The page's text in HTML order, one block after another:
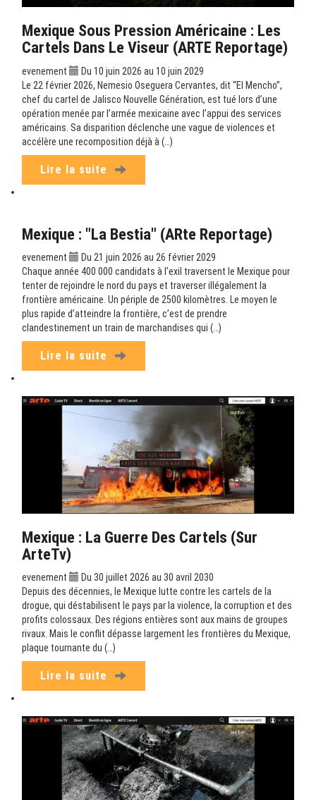
Mexique Sous Pression Américaine : Les
Cartels Dans Le Viseur (ARTE Reportage)
evenement
Du 10 juin 2026 au 10 juin 2029
Le 22 février 2026, Nemesio Oseguera Cervantes, dit “El Mencho”,
chef du cartel de Jalisco Nouvelle Génération, est tué lors d’une
opération menée par l’armée mexicaine avec l’appui des services
américains. Sa disparition déclenche une vague de violences et
accélère une recomposition déjà à (…)
Lire la suite
Mexique : "La Bestia" (ARte Reportage)
evenement
Du 21 juin 2026 au 26 février 2029
Chaque année 400 000 candidats à l’exil traversent le Mexique pour
tenter de rejoindre le nord du pays et traverser illégalement la
frontière américaine. Un périple de 2500 kilomètres. Le moyen le
plus rapide d’atteindre la frontière, c’est de prendre
clandestinement un train de marchandises qui (…)
Lire la suite
Mexique : La Guerre Des Cartels (sur
ArteTv)
evenement
Du 30 juillet 2026 au 30 avril 2030
Depuis des décennies, le Mexique lutte contre les cartels de la
drogue, qui déstabilisent le pays par la violence, la corruption et des
profits colossaux. Des régions entières sont aux mains de groupes
rivaux. Mais le conflit dépasse largement les frontières du Mexique,
plaque tournante du (…)
Lire la suite